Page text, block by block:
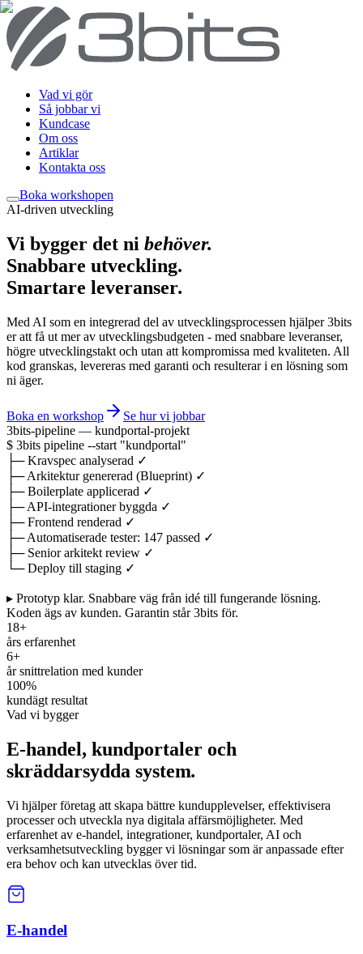
Vad vi gör
Så jobbar vi
Kundcase
Om oss
Artiklar
Kontakta oss
Boka workshopen
AI-driven utveckling
Vi bygger det ni behöver.
Snabbare utveckling.
Smartare leveranser.
Med AI som en integrerad del av utvecklingsprocessen hjälper 3bits
er att få ut mer av utvecklingsbudgeten - med snabbare leveranser,
högre utvecklingstakt och utan att kompromissa med kvaliteten. All
kod granskas, levereras med garanti och resulterar i en lösning som
ni äger.
Boka en workshop
Se hur vi jobbar
3bits-pipeline — kundportal-projekt
$ 3bits pipeline --start "kundportal"
├─ Kravspec analyserad ✓
├─ Arkitektur genererad (Blueprint) ✓
├─ Boilerplate applicerad ✓
├─ API-integrationer byggda ✓
├─ Frontend renderad ✓
├─ Automatiserade tester: 147 passed ✓
├─ Senior arkitekt review ✓
└─ Deploy till staging ✓
▸ Prototyp klar. Snabbare väg från idé till fungerande lösning.
Koden ägs av kunden. Garantin står 3bits för.
18+
års erfarenhet
6+
år snittrelation med kunder
100%
kundägt resultat
Vad vi bygger
E-handel, kundportaler och
skräddarsydda system.
Vi hjälper företag att skapa bättre kundupplevelser, effektivisera
processer och utveckla nya digitala affärsmöjligheter. Med
erfarenhet av e-handel, integrationer, kundportaler, AI och
verksamhetsutveckling bygger vi lösningar som är anpassade efter
era behov och kan utvecklas över tid.
E-handel